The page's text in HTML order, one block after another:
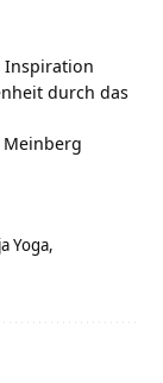
Inspiration
durch das
Meinberg
Yoga